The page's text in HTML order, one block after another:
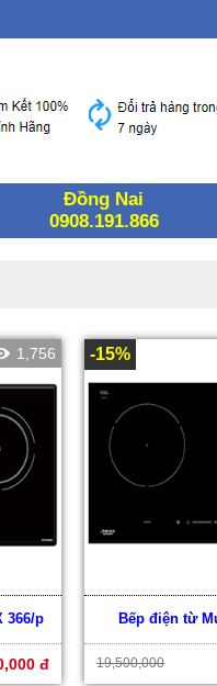
Đồng Nai
0908.191.866
1,756
366/p
đ
-15%
Bếp điện từ
19,500,000